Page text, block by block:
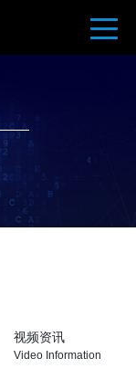
视频资讯
Video Information